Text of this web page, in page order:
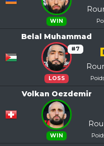
WIN
Belal Muhammad
#7
LOSS
Volkan Oezdemir
WIN